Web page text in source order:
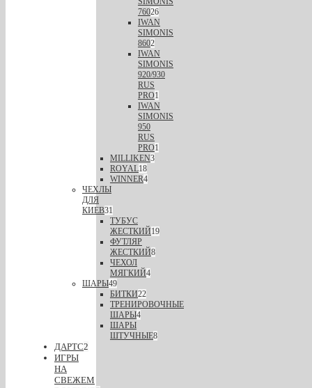
76026
IWAN
SIMONIS
8602
IWAN
SIMONIS
920/930
RUS
PRO1
IWAN
SIMONIS
950
RUS
PRO1
MILLIKEN3
ROYAL18
WINNER4
ЧЕХЛЫ
ДЛЯ
КИЕВ31
ТУБУС
ЖЕСТКИЙ19
ФУТЛЯР
ЖЕСТКИЙ8
ЧЕХОЛ
МЯГКИЙ4
ШАРЫ49
БИТКИ22
ТРЕНИРОВОЧНЫЕ
ШАРЫ4
ШАРЫ
ШТУЧНЫЕ8
ДАРТС2
ИГРЫ
НА
СВЕЖЕМ